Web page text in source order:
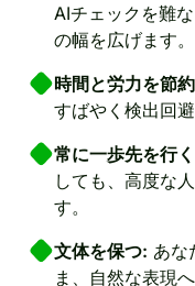
AIチェックを難
の幅を広げます。
時間と労力を節
すばやく検出回
常に一歩先を行
しても、高度な
す。
文体を保つ: あな
ま、自然な表現